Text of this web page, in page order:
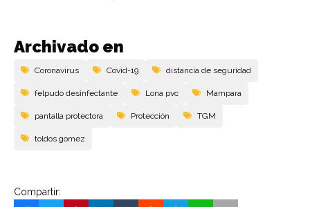
Archivado en
Coronavirus Covid-19 distancia de seguridad
felpudo desinfectante Lona pvc Mampara
pantalla protectora Protección TGM
toldos gomez
Compartir: